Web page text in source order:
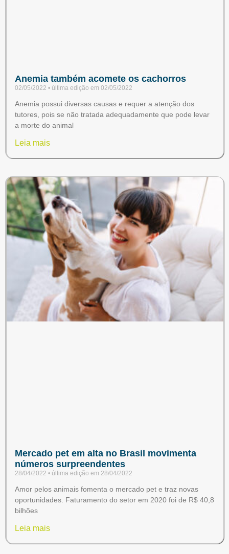
Anemia também acomete os cachorros
02/05/2022 02/05/2022
Anemia possui diversas causas e requer a atenção dos
tutores, pois se não tratada adequadamente que pode levar
a morte do animal
Leia mais
Mercado pet em alta no Brasil movimenta
números surpreendentes
28/04/2022 28/04/2022
Amor pelos animais fomenta o mercado pet e traz novas
oportunidades. Faturamento do setor em 2020 foi de R$ 40,8
bilhões
Leia mais